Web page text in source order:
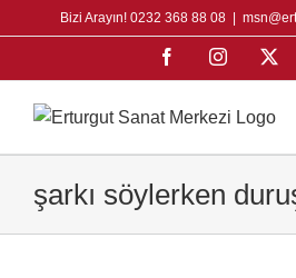
to
Bizi Arayın! 0232 368 88 08
FacebookInstagram
şarkı söylerken